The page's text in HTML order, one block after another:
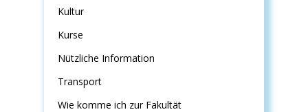
Kultur
Kurse
Nützliche Information
Transport
Wie komme ich zur Fakultät